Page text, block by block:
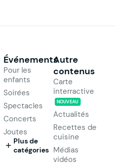
Événements
Pour les
enfants
Soirées
Spectacles
Concerts
Joutes
Plus de
catégories
Autre
contenus
Carte
interractive
NOUVEAU
Actualités
Recettes de
cuisine
Médias
vidéos